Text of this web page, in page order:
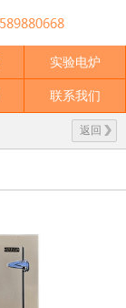
实验电炉
联系我们
返回